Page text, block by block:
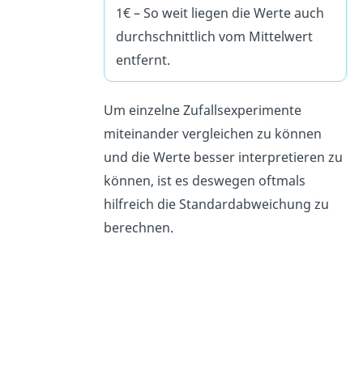
1€ – So weit liegen die Werte auch
durchschnittlich vom Mittelwert
entfernt.
Um einzelne Zufallsexperimente
miteinander vergleichen zu können
und die Werte besser interpretieren zu
können, ist es deswegen oftmals
hilfreich die Standardabweichung zu
berechnen.